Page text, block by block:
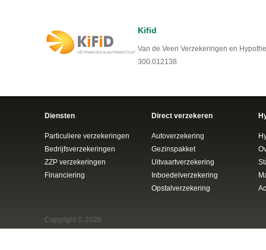
Kifid
Van de Veen Verzekeringen en
300.012138
Diensten
Particuliere verzekeringen
Bedrijfsverzekeringen
ZZP verzekeringen
Financiering
Direct verzekeren
Autoverzekering
Gezinspakket
Uitvaartverzekering
Inboedelverzekering
Opstalverzekering
Copyright © 2026